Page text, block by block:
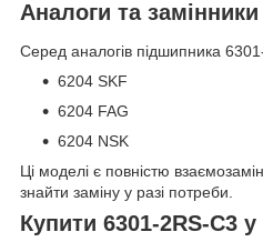
Аналоги та
Серед аналогів підшипника
6204 SKF
6204 FAG
6204 NSK
Ці моделі є повністю
знайти заміну у разі потреби.
Купити 6301-2RS-C3